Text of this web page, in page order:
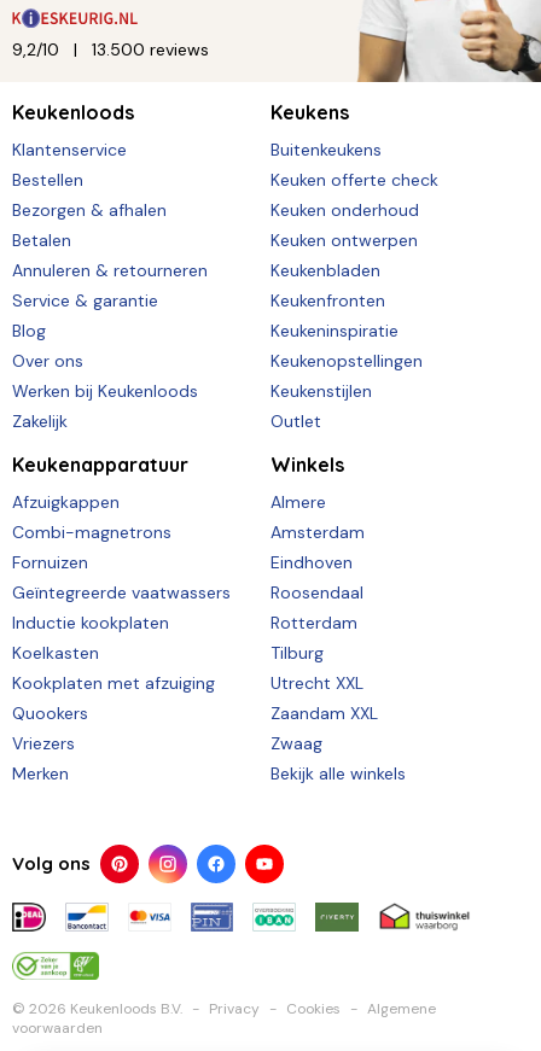
9,2/10 13.500 reviews
Keukenloods
Klantenservice
Bestellen
Bezorgen & afhalen
Betalen
Annuleren & retourneren
Service & garantie
Blog
Over ons
Werken bij Keukenloods
Zakelijk
Keukens
Buitenkeukens
Keuken offerte check
Keuken onderhoud
Keuken ontwerpen
Keukenbladen
Keukenfronten
Keukeninspiratie
Keukenopstellingen
Keukenstijlen
Outlet
Keukenapparatuur
Afzuigkappen
Combi-magnetrons
Fornuizen
Geïntegreerde vaatwassers
Inductie kookplaten
Koelkasten
Kookplaten met afzuiging
Quookers
Vriezers
Merken
Winkels
Almere
Amsterdam
Eindhoven
Roosendaal
Rotterdam
Tilburg
Utrecht XXL
Zaandam XXL
Zwaag
Bekijk alle winkels
Volg ons
© 2026 Keukenloods B.V. Privacy Cookies
Algemene
voorwaarden